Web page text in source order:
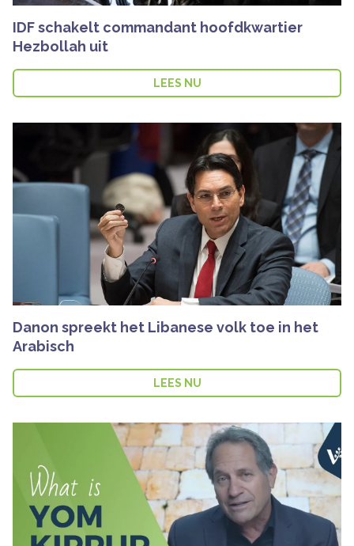
IDF schakelt commandant hoofdkwartier
Hezbollah uit
LEES NU
Danon spreekt het Libanese volk toe in het
Arabisch
LEES NU